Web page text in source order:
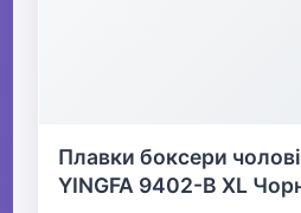
Плавки боксери
YINGFA 9402-B XL